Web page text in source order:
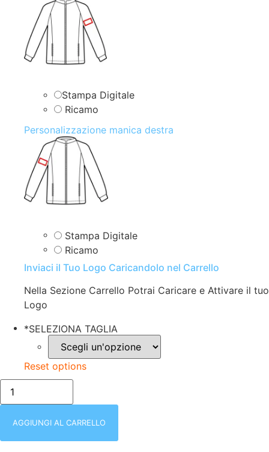
Stampa Digitale
Ricamo
Personalizzazione manica destra
Stampa Digitale
Ricamo
Inviaci il Tuo Logo Caricandolo nel Carrello
Nella Sezione Carrello Potrai Caricare e Attivare il tuo
Logo
*SELEZIONA TAGLIA
Reset options
bianco/FELPA
UOMO
|
INTERA
CAPPUCCIO
AGGIUNGI AL CARRELLO